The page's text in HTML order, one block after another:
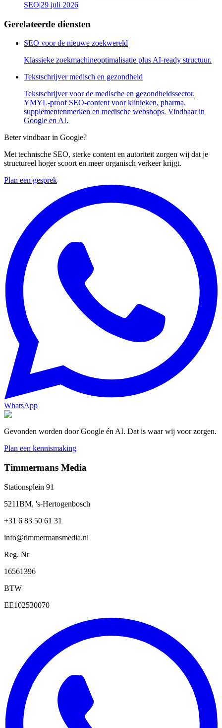
SEO|29 juli 2026
Gerelateerde diensten
SEO voor de nieuwe zoekwereld
Klassieke zoekmachineoptimalisatie plus AI-ready structuur.
Tekstschrijver medisch en gezondheid
Tekstschrijver voor de medische en gezondheidssector.
YMYL-proof SEO-content voor klinieken, pharma,
supplementenmerken en medische webshops. Vindbaar in
Google en AI.
Beter vindbaar in Google?
Met technische SEO, sterke content en autoriteit zorgen wij dat je
structureel hoger scoort en meer organisch verkeer krijgt.
Plan een gesprek
WhatsApp
Gevonden worden door Google én AI. Dat is waar wij voor zorgen.
Plan een kennismaking
Timmermans Media
Stationsplein 91
5211BM, 's-Hertogenbosch
+31 6 83 50 61 31
info@timmermansmedia.nl
Reg. Nr
16561396
BTW
EE102530070